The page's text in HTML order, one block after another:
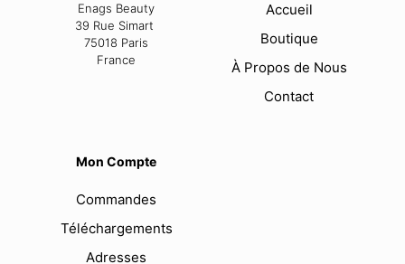
Enags Beauty
39 Rue Simart
75018 Paris
France
Accueil
Boutique
À Propos de Nous
Contact
Mon Compte
Commandes
Téléchargements
Adresses